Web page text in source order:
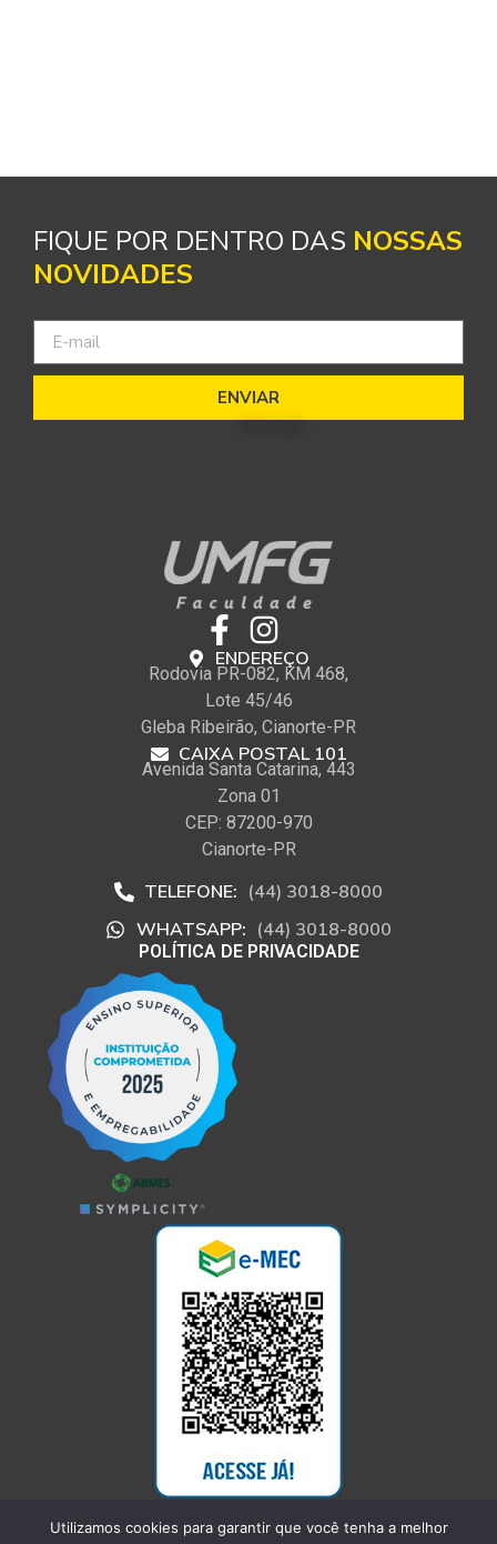
FIQUE POR DENTRO DAS NOSSAS
NOVIDADES
ENVIAR
ENDEREÇO
Rodovia PR-082, KM 468,
Lote 45/46
Gleba Ribeirão, Cianorte-PR
CAIXA POSTAL 101
Avenida Santa Catarina, 443
Zona 01
CEP: 87200-970
Cianorte-PR
TELEFONE: (44) 3018-8000
WHATSAPP: (44) 3018-8000
POLÍTICA DE PRIVACIDADE
Utilizamos cookies para garantir que você tenha a melhor